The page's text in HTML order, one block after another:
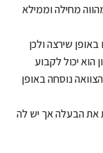
מחילה וממילא
שירצה ולכן
הוא יכול לקבוע
נוסחה באופן
את הבעלה אך יש לה